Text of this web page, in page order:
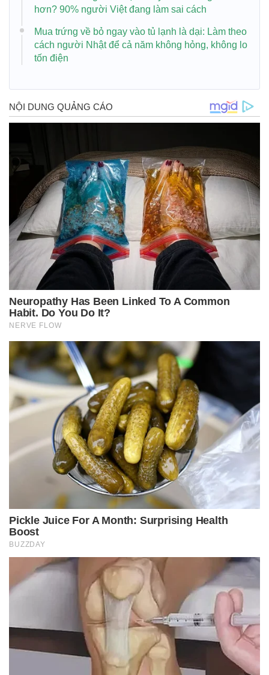
hơn? 90% người Việt đang làm sai cách
Mua trứng về bỏ ngay vào tủ lạnh là dại: Làm theo
cách người Nhật để cả năm không hỏng, không lo
tốn điện